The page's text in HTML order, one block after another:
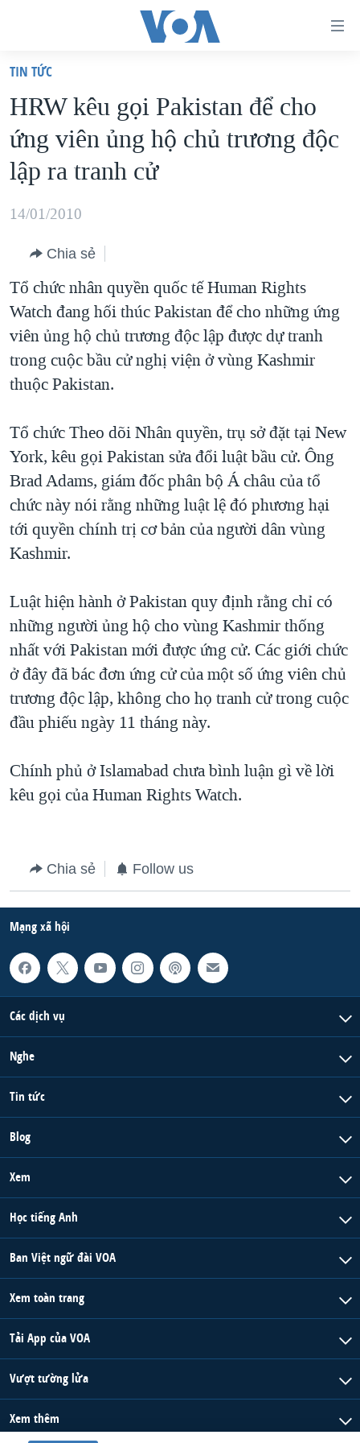
truy
cập
Tới
nội
dung
chính
hướng
chính
Đi
tới
"Tìm"
VIỆT NAM
HOA KỲ
BIỂN ĐÔNG
THẾ GIỚI
DIỄN ĐÀN
MỤC
TỰ DO BÁO CHÍ
VẠCH TRẦN TIN GIẢ
NGƯỜI VIỆT HẢI NGOẠI
KINH TẾ
KHOA HỌC
VĂN HOÁ
THỂ THAO
CHUYÊN ĐỀ
CHIẾN TRANH THƯƠNG MẠI CỦA MỸ: QUÁ KHỨ VÀ HIỆN
TẠI
HÀNH TRÌNH BẦU CỬ 2024
MỘT NĂM CHIẾN TRANH TẠI DẢI GAZA
GIẢI MÃ VÀNH ĐAI & CON ĐƯỜNG
NGÀY TỊ NẠN THẾ GIỚI
TRỊNH VĨNH BÌNH - NGƯỜI HẠ 'BÊN THẮNG CUỘC'
GROUND ZERO – XƯA VÀ NAY
CÁC GIÁ TRỊ CỘNG HÒA Ở VIỆT NAM
THƯỢNG ĐỈNH TRUMP-KIM TẠI VIỆT NAM
TRỊNH VĨNH BÌNH VS. CHÍNH PHỦ VIỆT NAM
NGƯ DÂN VIỆT VÀ LÀN SÓNG TRỘM HẢI SÂM
BÊN KIA QUỐC LỘ: TIẾNG VỌNG TỪ NÔNG THÔN MỸ
HỌC TIẾNG ANH
VIDEO
MẠNG XÃ HỘI
Ngôn ngữ khác
TIN TỨC
HRW kêu gọi Pakistan để cho
ứng viên ủng hộ chủ trương độc
lập ra tranh cử
14/01/2010
Chia sẻ
Tổ chức nhân quyền quốc tế Human Rights
Watch đang hối thúc Pakistan để cho những ứng
viên ủng hộ chủ trương độc lập được dự tranh
trong cuộc bầu cử nghị viện ở vùng Kashmir
thuộc Pakistan.
Tổ chức Theo dõi Nhân quyền, trụ sở đặt tại New
York, kêu gọi Pakistan sửa đổi luật bầu cử. Ông
Brad Adams, giám đốc phân bộ Á châu của tổ
chức này nói rằng những luật lệ đó phương hại
tới quyền chính trị cơ bản của người dân vùng
Kashmir.
Luật hiện hành ở Pakistan quy định rằng chỉ có
những người ủng hộ cho vùng Kashmir thống
nhất với Pakistan mới được ứng cử. Các giới chức
ở đây đã bác đơn ứng cử của một số ứng viên chủ
trương độc lập, không cho họ tranh cử trong cuộc
đầu phiếu ngày 11 tháng này.
Chính phủ ở Islamabad chưa bình luận gì về lời
kêu gọi của Human Rights Watch.
Chia sẻ Follow us
Mạng xã hội
Các dịch vụ
Nghe
Tin tức
Blog
Xem
Học tiếng Anh
Ban Việt ngữ đài VOA
Xem toàn trang
Tải App của VOA
Vượt tường lửa
Xem thêm